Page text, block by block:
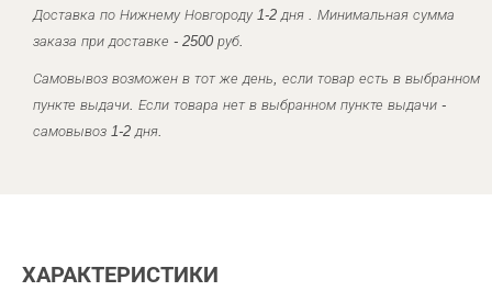
Доставка по Нижнему Новгороду 1-2 дня . Минимальная сумма
заказа при доставке - 2500 руб.
Самовывоз возможен в тот же день, если товар есть в выбранном
пункте выдачи. Если товара нет в выбранном пункте выдачи -
самовывоз 1-2 дня.
ХАРАКТЕРИСТИКИ